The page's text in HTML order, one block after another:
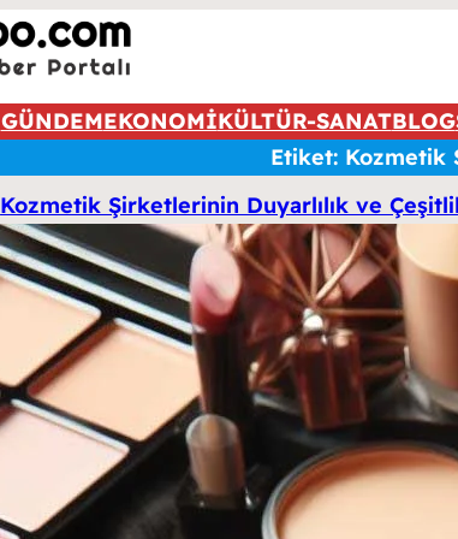
GÜNDEMEKONOMİKÜLTÜR-SANATBLOG
Etiket: Kozmetik
Kozmetik Şirketlerinin Duyarlılık ve